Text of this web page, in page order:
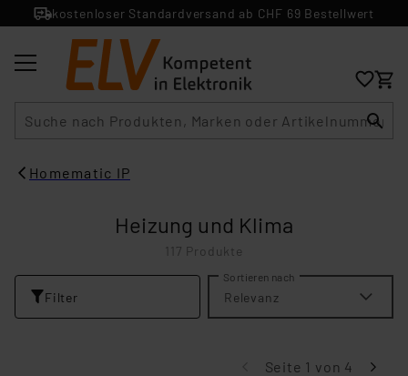
kostenloser Standardversand ab CHF 69 Bestellwert
Homematic IP
Heizung und Klima
117 Produkte
Filter
Sortieren nach
Relevanz
Seite 1 von 4